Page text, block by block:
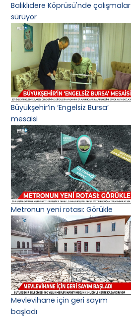
Balıklıdere Köprüsü'nde çalışmalar
sürüyor
Büyükşehir’in ‘Engelsiz Bursa’
mesaisi
Metronun yeni rotası: Görükle
Mevlevihane için geri sayım
başladı